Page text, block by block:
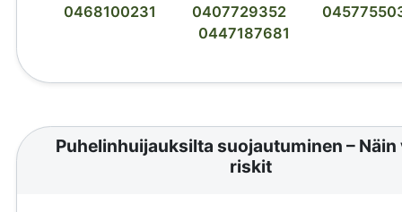
0468100231
0407729352
0447187681
Puhelinhuijauksilta suojautuminen – Näin
riskit